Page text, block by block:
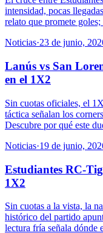
intensidad, pocas
relato que promete
Noticias·23 de junio,
Lanús vs San
en el 1X2
Sin cuotas oficiales, el
táctica señalan los
Descubre por qué este
Noticias·19 de junio,
Estudiantes RC-
1X2
Sin cuotas a la vista, la
histórico del partido
lectura fría señala dónde